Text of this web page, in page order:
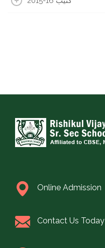
Online Admission
Contact Us Today